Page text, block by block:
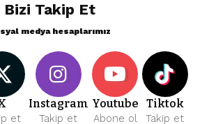
Bizi Takip Et
medya hesaplarımız
et
Instagram
Takip et
Youtube
Abone ol
Tiktok
Takip et